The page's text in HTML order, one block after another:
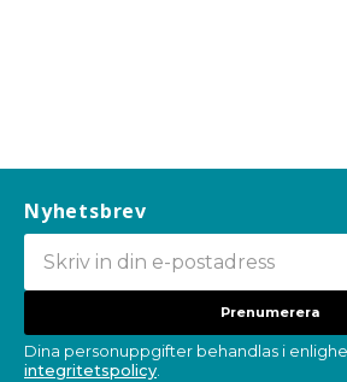
Nyhetsbrev
Prenumerera
Dina personuppgifter behandlas i
integritetspolicy.